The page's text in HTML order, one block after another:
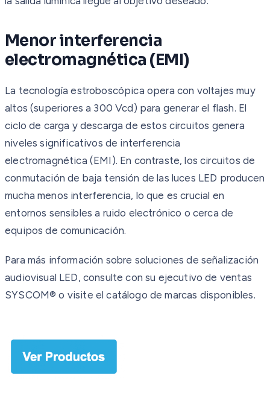
Menor interferencia
electromagnética (EMI)
La tecnología estroboscópica opera con voltajes muy
altos (superiores a 300 Vcd) para generar el flash. El
ciclo de carga y descarga de estos circuitos genera
niveles significativos de interferencia
electromagnética (EMI). En contraste, los circuitos de
conmutación de baja tensión de las luces LED producen
mucha menos interferencia, lo que es crucial en
entornos sensibles a ruido electrónico o cerca de
equipos de comunicación.
Para más información sobre soluciones de señalización
audiovisual LED, consulte con su ejecutivo de ventas
SYSCOM® o visite el catálogo de marcas disponibles.